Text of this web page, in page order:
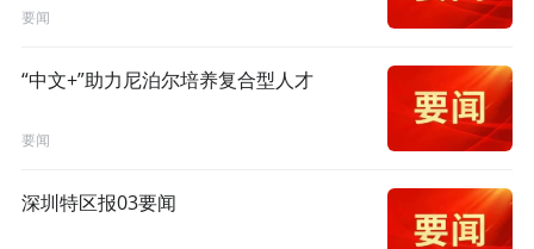
要闻
“中文+”助力尼泊尔培养复合型人才
要闻
深圳特区报03要闻